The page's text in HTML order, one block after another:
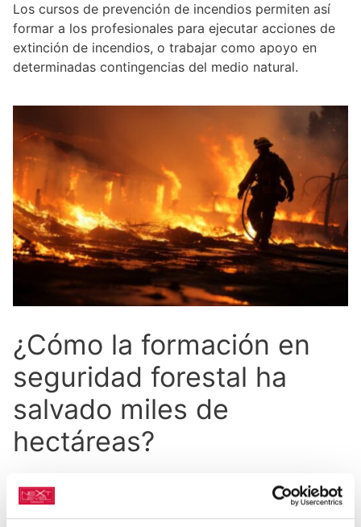
Los cursos de prevención de incendios permiten así
formar a los profesionales para ejecutar acciones de
extinción de incendios, o trabajar como apoyo en
determinadas contingencias del medio natural.
¿Cómo la formación en
seguridad forestal ha
salvado miles de
hectáreas?
La rapidez y
efectividad en la extinción de incendios
es uno de los aspectos más importantes para tener